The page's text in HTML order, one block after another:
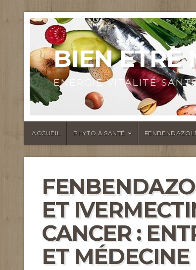
BIEN ETRE
ENERGIE VITALITÉ
ACCUEIL PHYTO & SANTÉ
ET
CANCER :
ET